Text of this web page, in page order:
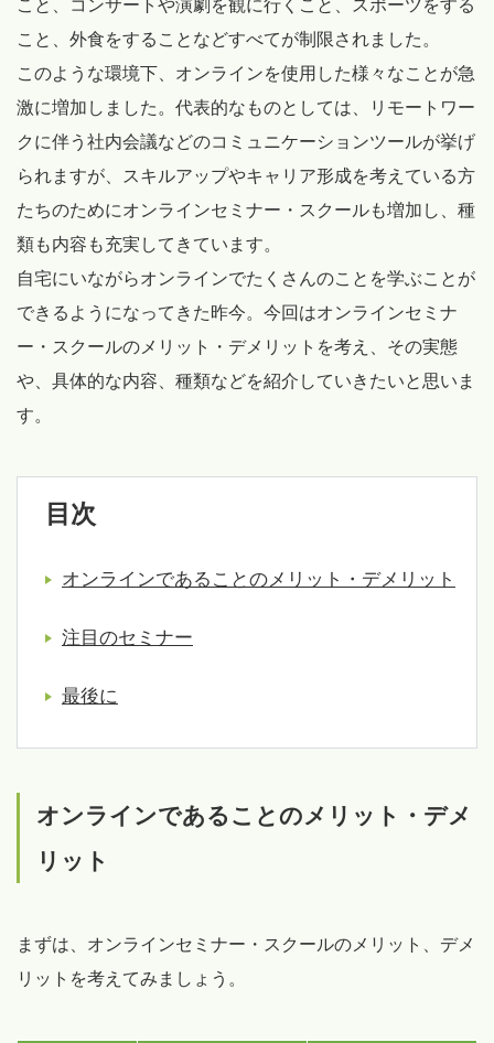
こと、コンサートや演劇を観に行くこと、スポーツをする
こと、外食をすることなどすべてが制限されました。
このような環境下、オンラインを使用した様々なことが急
激に増加しました。代表的なものとしては、リモートワー
クに伴う社内会議などのコミュニケーションツールが挙げ
られますが、スキルアップやキャリア形成を考えている方
たちのためにオンラインセミナー・スクールも増加し、種
類も内容も充実してきています。
自宅にいながらオンラインでたくさんのことを学ぶことが
できるようになってきた昨今。今回はオンラインセミナ
ー・スクールのメリット・デメリットを考え、その実態
や、具体的な内容、種類などを紹介していきたいと思いま
す。
目次
オンラインであることのメリット・デメリット
注目のセミナー
最後に
オンラインであることのメリット・デメ
リット
まずは、オンラインセミナー・スクールのメリット、デメ
リットを考えてみましょう。